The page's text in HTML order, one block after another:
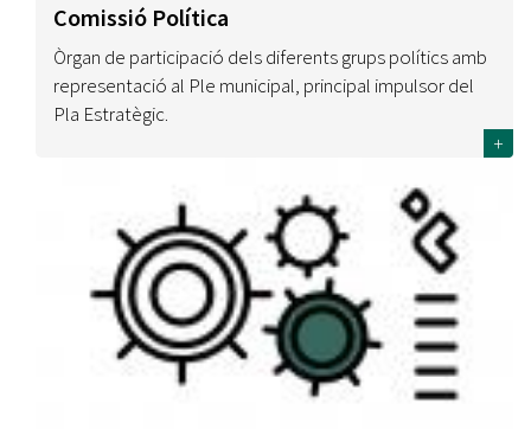
Comissió Política
Òrgan de participació dels diferents grups polítics amb
representació al Ple municipal, principal impulsor del
Pla Estratègic.
+